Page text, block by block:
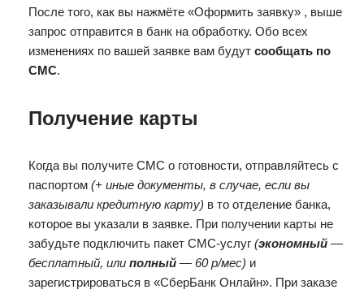
После того, как вы нажмёте «Оформить заявку» , выше
запрос отправится в банк на обработку. Обо всех
изменениях по вашей заявке вам будут сообщать по
СМС.
Получение карты
Когда вы получите СМС о готовности, отправляйтесь с
паспортом (+ иные документы, в случае, если вы
заказывали кредитную карту) в то отделение банка,
которое вы указали в заявке. При получении карты не
забудьте подключить пакет СМС-услуг (экономный —
бесплатный, или полный — 60 р/мес) и
зарегистрироваться в «СберБанк Онлайн». При заказе